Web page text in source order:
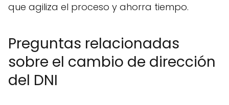
que agiliza el proceso y ahorra tiempo.
Preguntas relacionadas
sobre el cambio de dirección
del DNI